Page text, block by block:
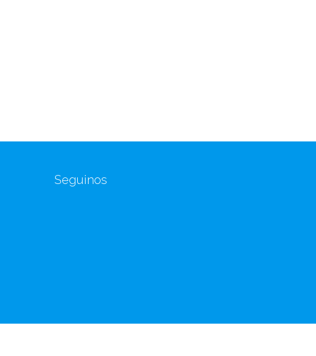
Seguinos